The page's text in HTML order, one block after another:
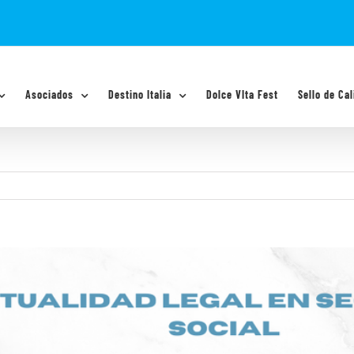
Asociados Destino Italia Dolce VIta Fest Sello de